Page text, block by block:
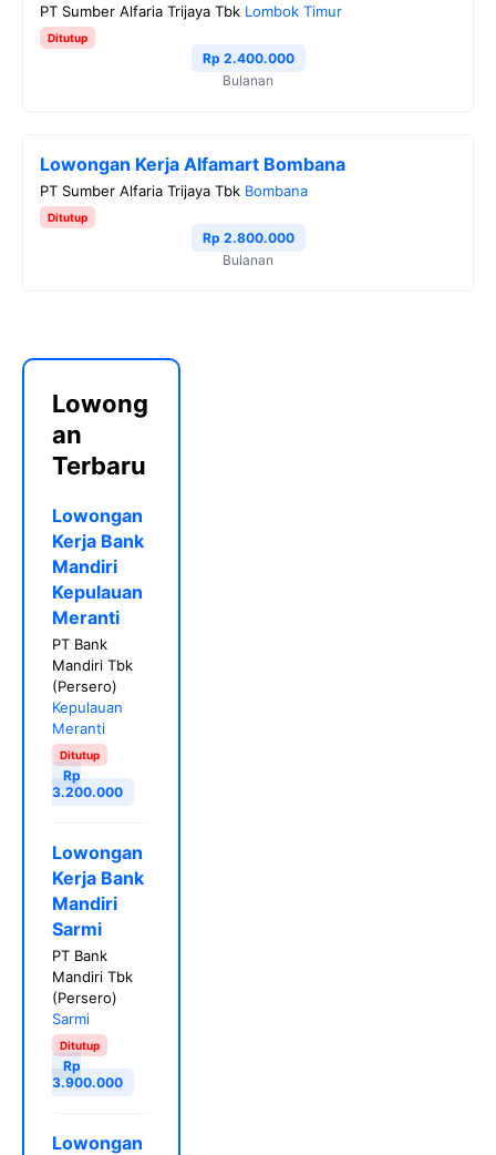
PT Sumber Alfaria Trijaya Tbk Lombok Timur
Ditutup
Rp 2.400.000
Bulanan
Lowongan Kerja Alfamart Bombana
PT Sumber Alfaria Trijaya Tbk Bombana
Ditutup
Rp 2.800.000
Bulanan
Lowong
an
Terbaru
Lowongan
Kerja Bank
Mandiri
Kepulauan
Meranti
PT Bank
Mandiri Tbk
(Persero)
Kepulauan
Meranti
Ditutup
Rp
3.200.000
Lowongan
Kerja Bank
Mandiri
Sarmi
PT Bank
Mandiri Tbk
(Persero)
Sarmi
Ditutup
Rp
3.900.000
Lowongan